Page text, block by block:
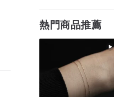
熱門商品推薦